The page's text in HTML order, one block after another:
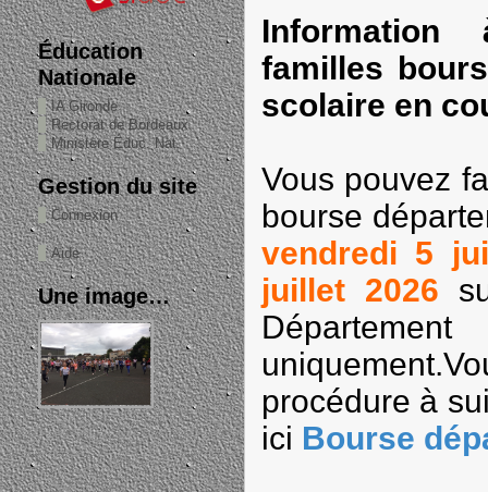
Éducation
Nationale
IA Gironde
Rectorat de Bordeaux
Ministère Éduc. Nat.
Gestion du site
Connexion
Aide
Une image…
familles
scolaire en
Vous pouvez
bourse
vendredi 5
juillet 2026
procédure à
ici Bourse